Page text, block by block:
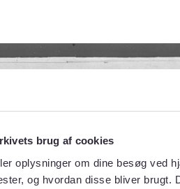
brug af cookies
oplysninger om dine besøg ved
og hvordan disse bliver